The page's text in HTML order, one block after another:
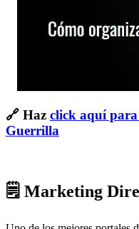
🔗 Haz click aquí
Guerrilla
🗒 Marketing